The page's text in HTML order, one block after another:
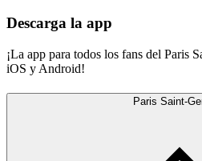
Descarga la app
¡La app para todos los fans del Paris
iOS y Android!
Paris Saint-